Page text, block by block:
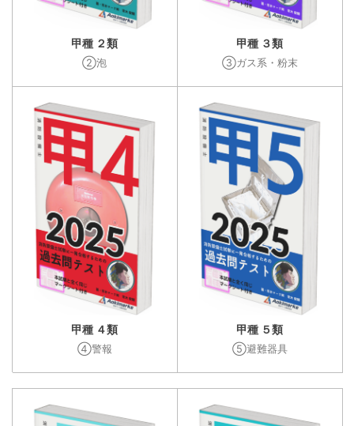
甲種 ２類
②泡
甲種 ３類
③ガス系・粉末
甲種 ４類
④警報
甲種 ５類
⑤避難器具